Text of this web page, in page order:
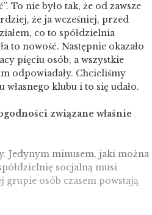
To nie było tak, że od zawsze
że ja wcześniej, przed
co to spółdzielnia
to nowość. Następnie okazało
pięciu osób, a wszystkie
odpowiadały. Chcieliśmy
klubu i to się udało.
związane właśnie
Jedynym minusem, jaki można
socjalną musi
grupie osób czasem powstają